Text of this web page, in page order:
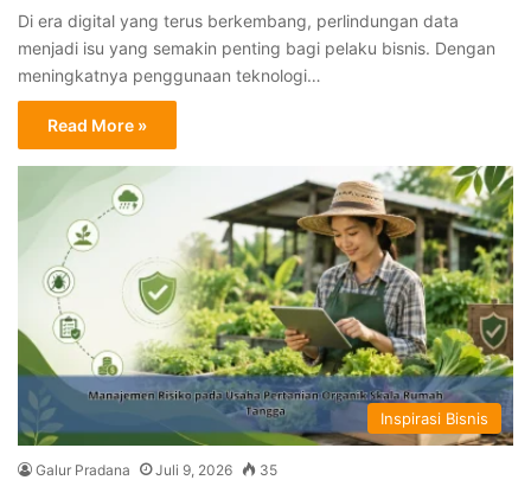
Di era digital yang terus berkembang, perlindungan data
menjadi isu yang semakin penting bagi pelaku bisnis. Dengan
meningkatnya penggunaan teknologi…
Read More »
Inspirasi Bisnis
Galur Pradana Juli 9, 2026 35